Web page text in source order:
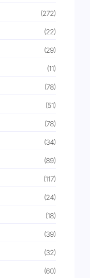
(272)
(22)
(29)
(11)
(78)
(51)
(78)
(34)
(89)
(117)
(24)
(18)
(39)
(32)
(60)